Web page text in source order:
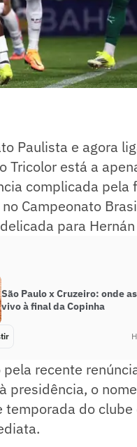
Paulista e agora
Tricolor está a
complicada pela
Campeonato
para
São Paulo x Cruzeiro: onde
vivo à final da Copinha
recente
presidência, o
temporada do clube